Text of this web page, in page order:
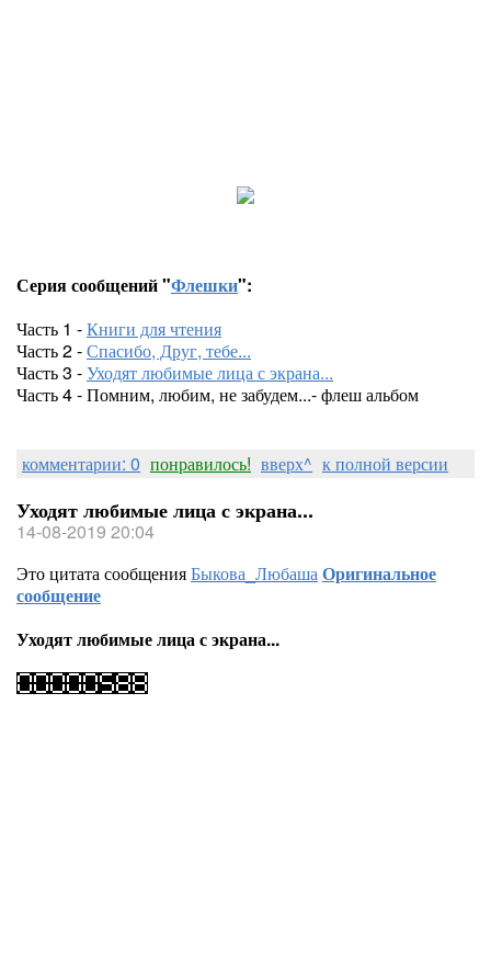
Серия сообщений "Флешки":
Часть 1 -Книги для чтения
Часть 2 -Спасибо, Друг, тебе...
Часть 3 -Уходят любимые лица с экрана...
Часть 4 - Помним, любим, не забудем...- флеш альбом
комментарии: 0 понравилось! вверх^ к полной версии
Уходят любимые лица с экрана...
14-08-2019 20:04
Это цитата сообщенияБыкова_ЛюбашаОригинальное
сообщение
Уходят любимые лица с экрана...